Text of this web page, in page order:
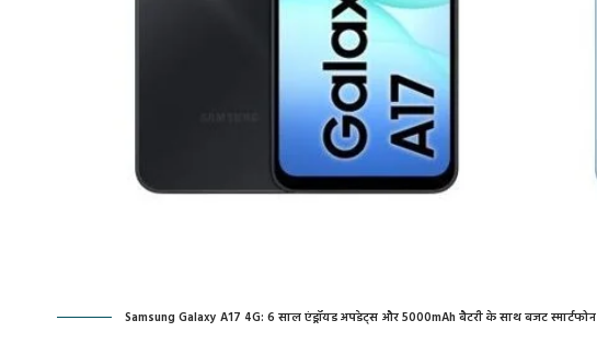
Samsung Galaxy A17 4G: 6 साल एंड्रॉयड अपडेट्स और 5000mAh बैटरी के साथ बजट स्मार्टफोन